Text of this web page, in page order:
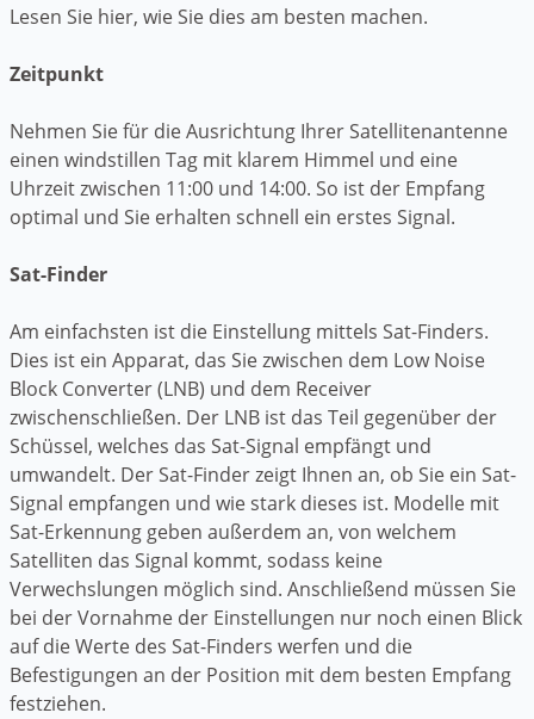
Lesen Sie hier, wie Sie dies am besten machen.
Zeitpunkt
Nehmen Sie für die Ausrichtung Ihrer Satellitenantenne
einen windstillen Tag mit klarem Himmel und eine
Uhrzeit zwischen 11:00 und 14:00. So ist der Empfang
optimal und Sie erhalten schnell ein erstes Signal.
Sat-Finder
Am einfachsten ist die Einstellung mittels Sat-Finders.
Dies ist ein Apparat, das Sie zwischen dem Low Noise
Block Converter (LNB) und dem Receiver
zwischenschließen. Der LNB ist das Teil gegenüber der
Schüssel, welches das Sat-Signal empfängt und
umwandelt. Der Sat-Finder zeigt Ihnen an, ob Sie ein Sat-
Signal empfangen und wie stark dieses ist. Modelle mit
Sat-Erkennung geben außerdem an, von welchem
Satelliten das Signal kommt, sodass keine
Verwechslungen möglich sind. Anschließend müssen Sie
bei der Vornahme der Einstellungen nur noch einen Blick
auf die Werte des Sat-Finders werfen und die
Befestigungen an der Position mit dem besten Empfang
festziehen.